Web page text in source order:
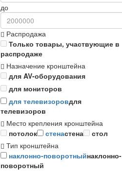
до
Распродажа
Только товары, участвующие в
распродаже
Назначение кронштейна
для AV-оборудования
для мониторов
для телевизоровдля
телевизоров
Место крепления кронштейна
потолок
стенастена
стол
Тип кронштейна
наклонно-поворотныйнаклонно-
поворотный